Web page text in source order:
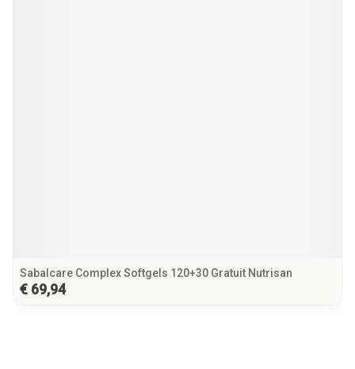
Sabalcare Complex Softgels 120+30 Gratuit Nutrisan
€ 69,94